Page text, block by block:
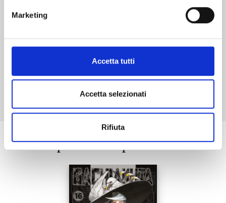
Marketing
Accetta tutti
Accetta selezionati
Rifiuta
Mostra tutto
Se ti è piaciuto prova anche: